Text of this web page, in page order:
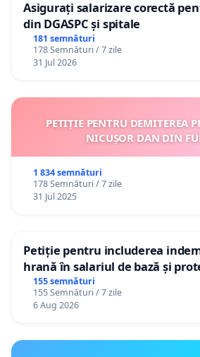
Asigurați salarizare corectă
din DGASPC și spitale
181 semnături
178 Semnături / 7 zile
31 Jul 2026
PETIȚIE PENTRU DEMITEREA
NICUȘOR DAN DIN
1 834 semnături
178 Semnături / 7 zile
31 Jul 2025
Petiție pentru includerea
hrană în salariul de bază și
gradațiilor de vechime pentru
personali
155 semnături
155 Semnături / 7 zile
6 Aug 2026